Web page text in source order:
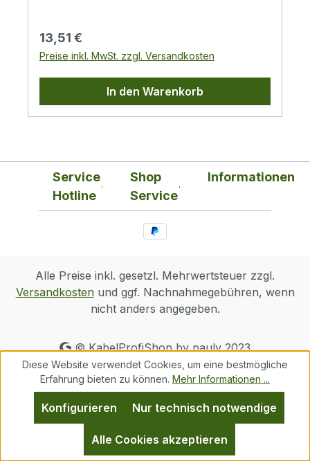
Einheit)Breite 25,4 cm (10"")Platte aus
StahlblechKunststoff-
KabeldurchführungstüllenIm Lieferumfang
enthalten: 4x M6x10 Schrauben, 4x
Regulärer Preis:
13,51 €
Preise inkl. MwSt. zzgl. Versandkosten
In den Warenkorb
Service
Hotline
Shop
Service
Informationen
Alle Preise inkl. gesetzl. Mehrwertsteuer zzgl.
Versandkostenund ggf. Nachnahmegebühren, wenn
nicht anders angegeben.
© KabelProfiShop by pauly 2023
Diese Website verwendet Cookies, um eine bestmögliche
Erfahrung bieten zu können. Mehr Informationen ...
Nur technisch notwendige
Konfigurieren
Alle Cookies akzeptieren